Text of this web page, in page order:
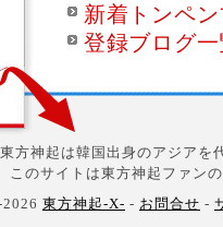
新着トンペ
登録ブログ
東方神起は韓国出身のアジアを
このサイトは東方神起ファン
東方神起-X- - お問合せ -